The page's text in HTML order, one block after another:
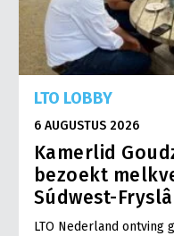
LTO LOBBY
6 AUGUSTUS 2026
Kamerlid
bezoekt
Súdwest-
LTO Nederland ontving